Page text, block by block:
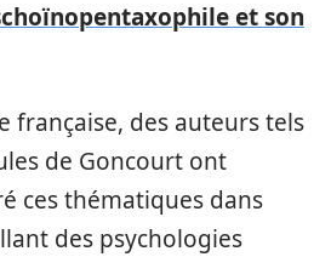
et son
française, des auteurs tels
de Goncourt ont
ces thématiques dans
des psychologies